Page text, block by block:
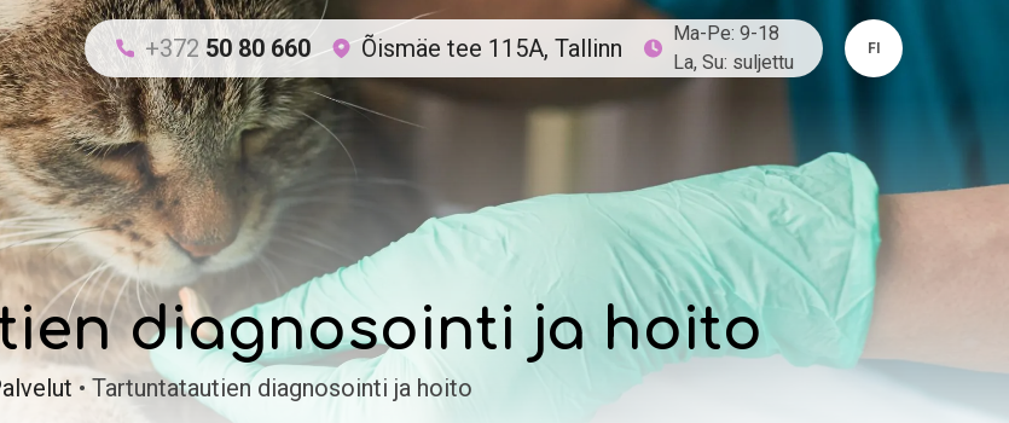
+372 50 80 660 Õismäe tee 115A, Tallinn
Ma-Pe: 9-18
La, Su: suljettu
FI
diagnosointi ja hoito
• Tartuntatautien diagnosointi ja hoito